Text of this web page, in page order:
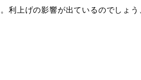
利上げの影響が出ているのでしょう